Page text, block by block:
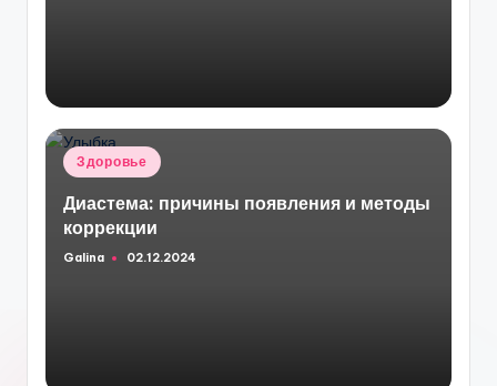
Опубликовано
Здоровье
Диастема: причины появления и методы
коррекции
Запись
Galina 02.12.2024